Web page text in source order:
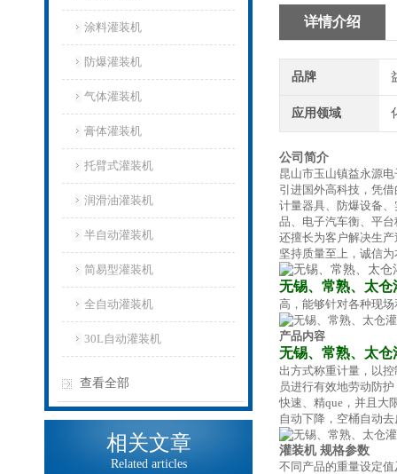
涂料灌装机
防爆灌装机
气体灌装机
膏体灌装机
托臂式灌装机
润滑油灌装机
半自动灌装机
简易型灌装机
全自动灌装机
30L自动灌装机
查看全部
相关文章
Related articles
详情介绍
品牌
应用领域
公司简介
昆山市玉山镇益永源
引进国外高科技，凭
计量器具、防爆设备
品、电子汽车衡、平
还擅长为客户解决生
坚持质量至上，诚信
无锡、常熟、太仓
高，能够针对各种现
产品内容
无锡、常熟、太仓
出方式称重计量，以
员进行有效地劳动防
快速、精que，并且大
自动下降，空桶自动
灌装机 规格参数
不同产品的重量设定